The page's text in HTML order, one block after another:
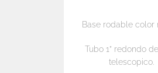
Base rodable color
Tubo 1” redondo de
telescopico.